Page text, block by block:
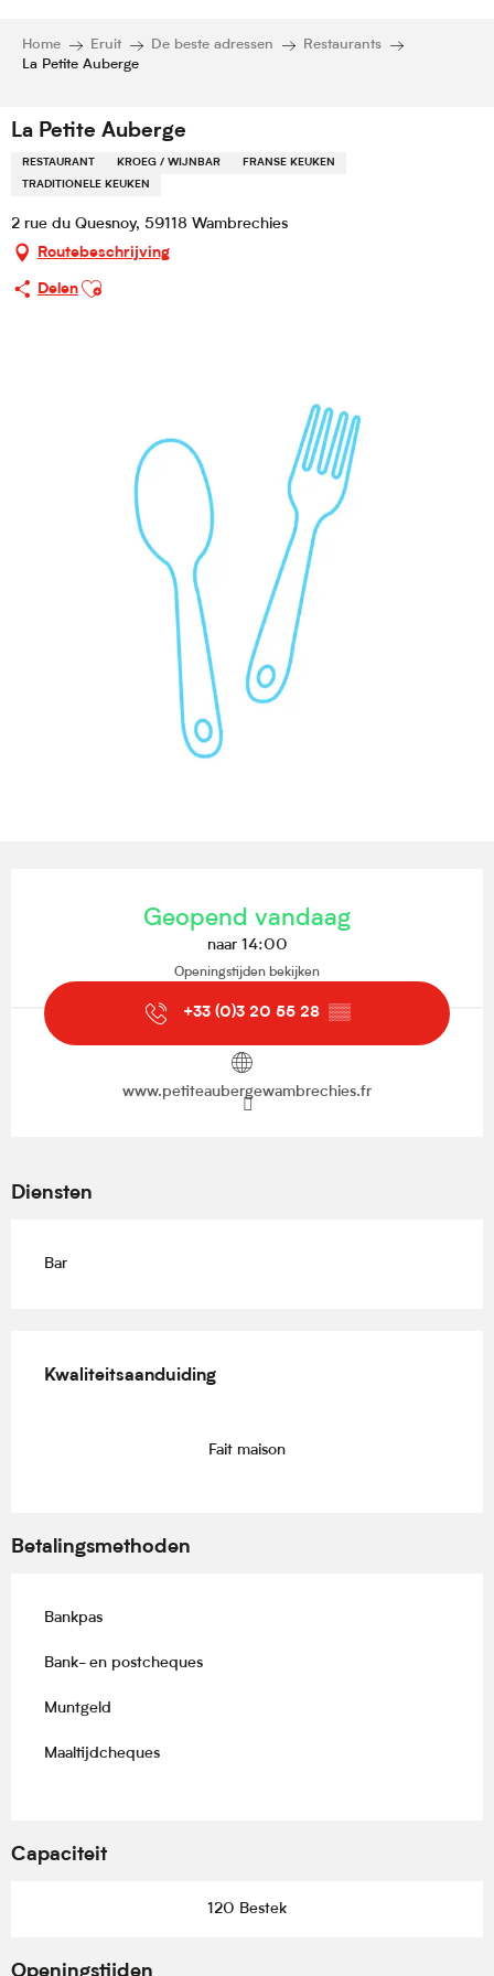
Home Eruit De beste adressen
Restaurants
La Petite Auberge
La Petite Auberge
RESTAURANT KROEG / WIJNBAR
FRANSE KEUKEN
TRADITIONELE KEUKEN
2 rue du Quesnoy, 59118 Wambrechies
Routebeschrijving
Delen
Ajouter aux favoris
Geopend vandaag
naar 14:00
Openingstijden bekijken
+33 (0)3 20 55 28 ▒▒
www.petiteaubergewambrechies.fr
Diensten
Bar
Kwaliteitsaanduiding
Kwaliteitsaanduiding
Fait maison
Betalingsmethoden
Bankpas
Bank- en postcheques
Muntgeld
Maaltijdcheques
Capaciteit
120 Bestek